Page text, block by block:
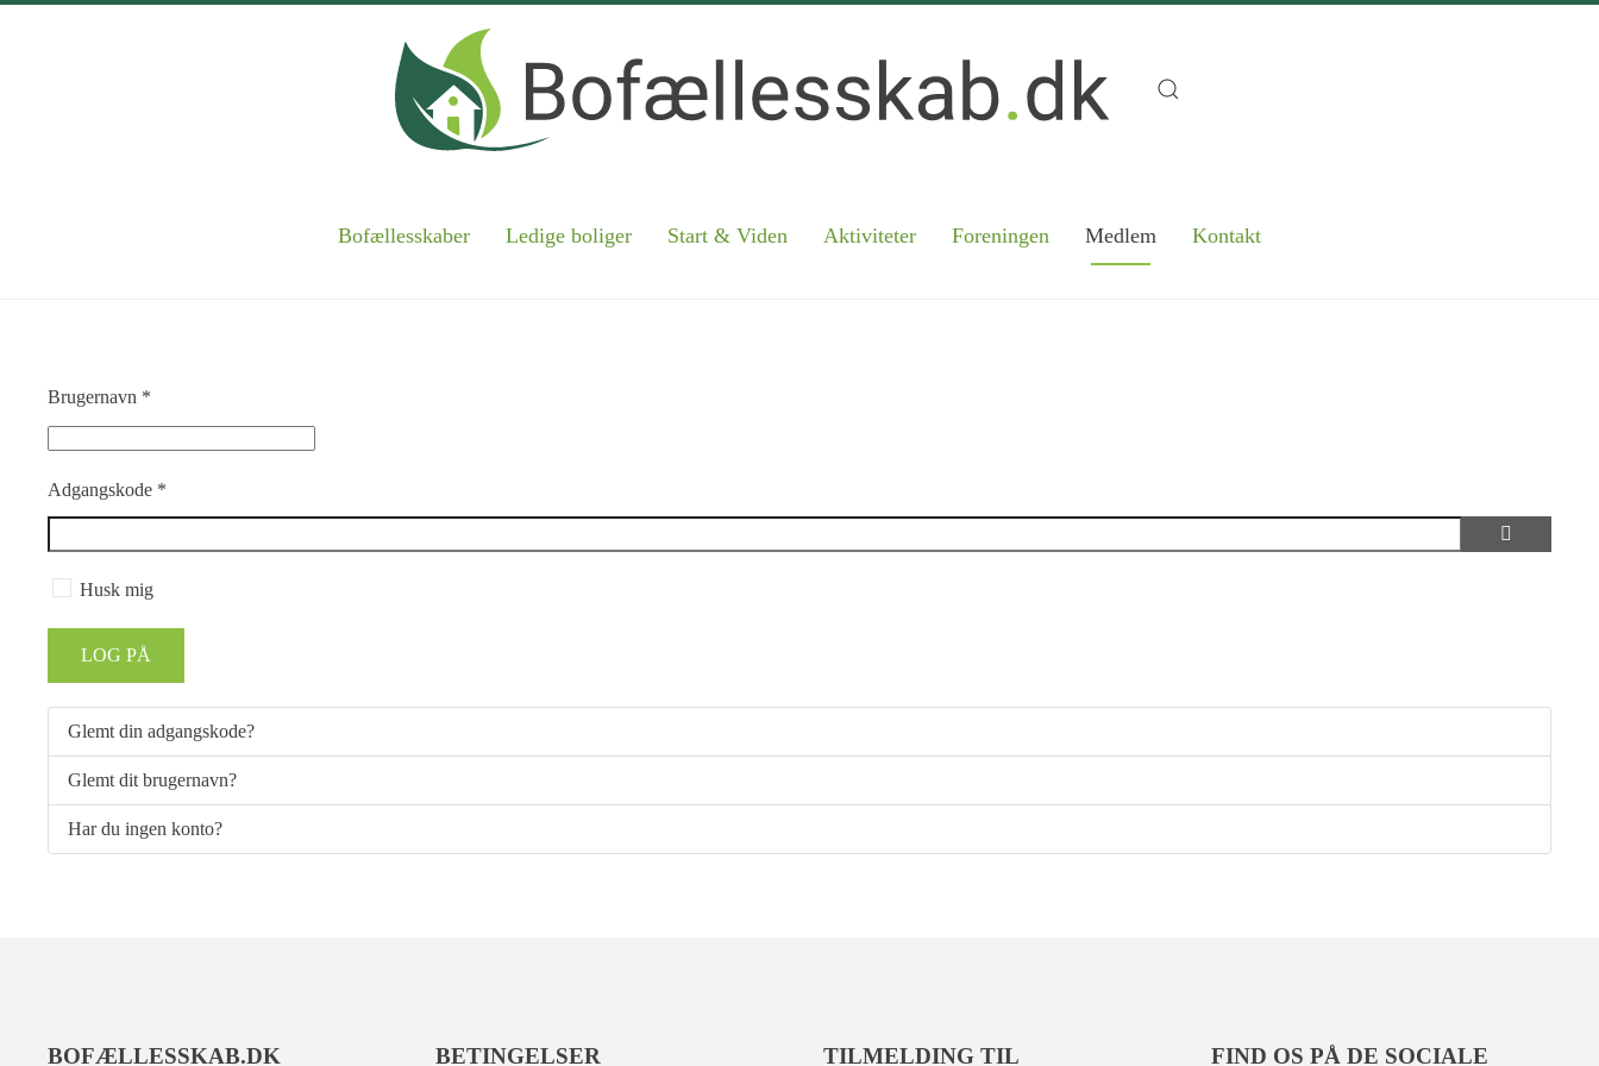
Bofællesskaber Ledige boliger Start & Viden Aktiviteter Foreningen Medlem Kontakt
Brugernavn *
Adgangskode *
Husk mig
LOG PÅ
Glemt din adgangskode?
Glemt dit brugernavn?
Har du ingen konto?
BOFÆLLESSKAB.DK BETINGELSER TILMELDING TIL FIND OS PÅ DE SOCIALE